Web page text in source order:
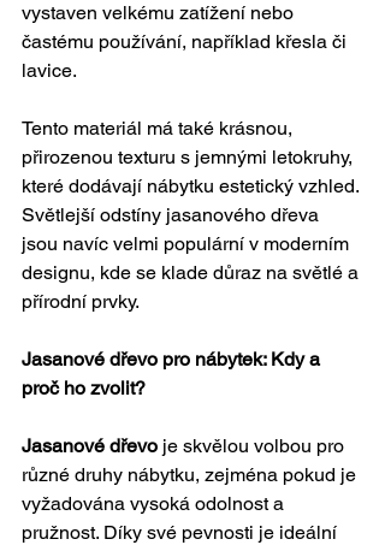
vystaven velkému zatížení nebo
častému používání, například křesla či
lavice.
Tento materiál má také krásnou,
přirozenou texturu s jemnými letokruhy,
které dodávají nábytku estetický vzhled.
Světlejší odstíny jasanového dřeva
jsou navíc velmi populární v moderním
designu, kde se klade důraz na světlé a
přírodní prvky.
Jasanové dřevo pro nábytek: Kdy a
proč ho zvolit?
Jasanové dřevo je skvělou volbou pro
různé druhy nábytku, zejména pokud je
vyžadována vysoká odolnost a
pružnost. Díky své pevnosti je ideální